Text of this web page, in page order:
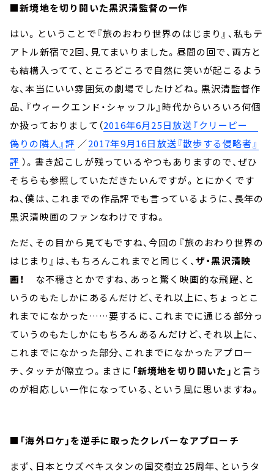
■新境地を切り開いた黒沢清監督の一作
はい。ということで『旅のおわり世界のはじまり』、私もテ
アトル新宿で2回、見てまいりました。昼間の回で、両方と
も結構入ってて、ところどころで自然に笑いが起こるよう
な、本当にいい雰囲気の劇場でしたけどね。黒沢清監督作
品、『ウィークエンド・シャッフル』時代からいろいろ何個
か扱っておりまして（2016年6月25日放送『クリーピー
偽りの隣人』評 ／2017年9月16日放送『散歩する侵略者』
評 ）。書き起こしが残っているやつもありますので、ぜひ
そちらも参照していただきたいんですが。とにかくです
ね、僕は、これまでの作品評でも言っているように、長年の
黒沢清映画のファンなわけですね。
ただ、その目から見てもですね、今回の『旅のおわり世界の
はじまり』は、もちろんこれまでと同じく、 ザ・黒沢清映
画！
な不穏さとかですね、あっと驚く映画的な飛躍、と
いうのもたしかにあるんだけど、それ以上に、ちょっとこ
れまでになかった……要するに、これまでに通じる部分っ
ていうのもたしかにもちろんあるんだけど、それ以上に、
これまでになかった部分、これまでになかったアプロー
チ、タッチが際立つ。まさに 「新境地を切り開いた」 と言う
のが相応しい一作になっている、という風に思いますね。
■「海外ロケ」を逆手に取ったクレバーなアプローチ
まず、日本とウズベキスタンの国交樹立25周年、というタ